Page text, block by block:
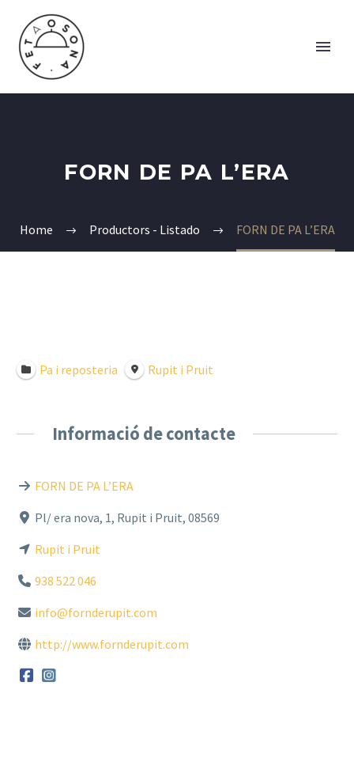
FORN DE PA L’ERA
Home Productors - Listado FORN DE PA L’ERA
Pa i reposteria Rupit i Pruit
Informació de contacte
FORN DE PA L’ERA
Pl/ era nova, 1, Rupit i Pruit, 08569
Rupit i Pruit
938 522 046
info@fornderupit.com
http://www.fornderupit.com